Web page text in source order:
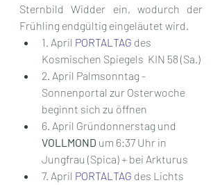
Sternbild Widder ein, wodurch der
Frühling endgültig eingeläutet wird.
1. April PORTALTAG des
Kosmischen Spiegels  KIN 58 (Sa.)
2. April Palmsonntag -
Sonnenportal zur Osterwoche
beginnt sich zu öffnen
6. April Gründonnerstag und
VOLLMOND um 6:37 Uhr in
Jungfrau (Spica) + bei Arkturus
7. April PORTALTAG des Lichts